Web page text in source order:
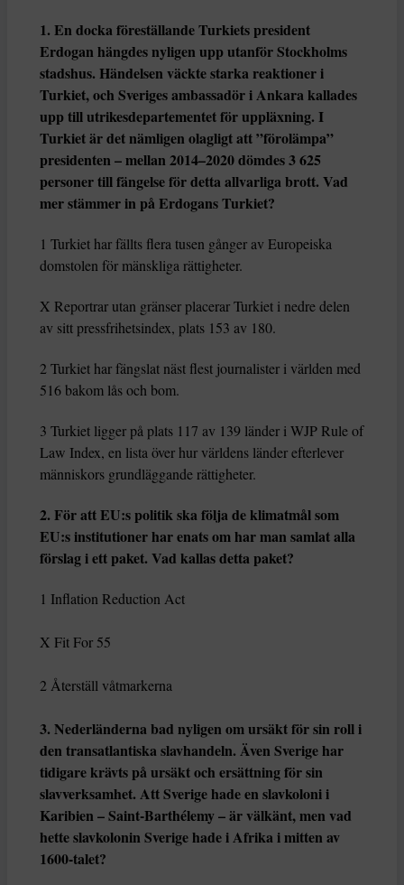
1. En docka föreställande Turkiets president
Erdogan hängdes nyligen upp utanför Stockholms
stadshus. Händelsen väckte starka reaktioner i
Turkiet, och Sveriges ambassadör i Ankara kallades
upp till utrikesdepartementet för uppläxning. I
Turkiet är det nämligen olagligt att ”förolämpa”
presidenten – mellan 2014–2020 dömdes 3 625
personer till fängelse för detta allvarliga brott. Vad
mer stämmer in på Erdogans Turkiet?
1 Turkiet har fällts flera tusen gånger av Europeiska
domstolen för mänskliga rättigheter.
X Reportrar utan gränser placerar Turkiet i nedre delen
av sitt pressfrihetsindex, plats 153 av 180.
2 Turkiet har fängslat näst flest journalister i världen med
516 bakom lås och bom.
3 Turkiet ligger på plats 117 av 139 länder i WJP Rule of
Law Index, en lista över hur världens länder efterlever
människors grundläggande rättigheter.
2. För att EU:s politik ska följa de klimatmål som
EU:s institutioner har enats om har man samlat alla
förslag i ett paket. Vad kallas detta paket?
1 Inflation Reduction Act
X Fit For 55
2 Återställ våtmarkerna
3. Nederländerna bad nyligen om ursäkt för sin roll i
den transatlantiska slavhandeln. Även Sverige har
tidigare krävts på ursäkt och ersättning för sin
slavverksamhet. Att Sverige hade en slavkoloni i
Karibien – Saint-Barthélemy – är välkänt, men vad
hette slavkolonin Sverige hade i Afrika i mitten av
1600-talet?